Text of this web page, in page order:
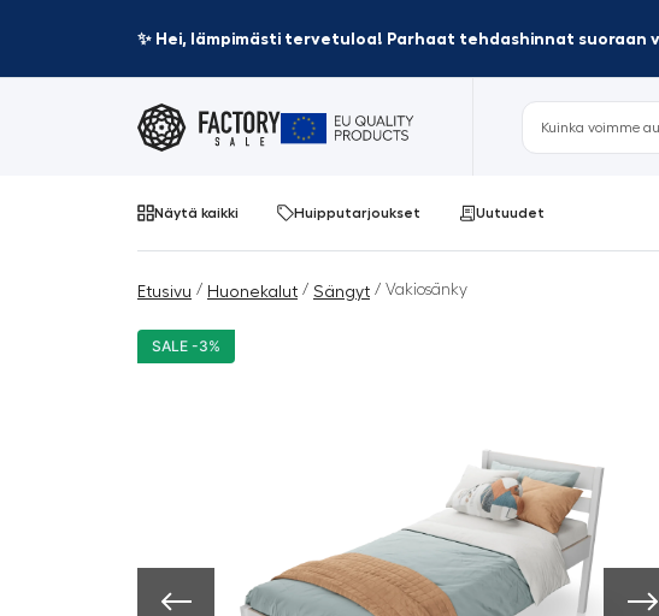
✨ Hei, lämpimästi tervetuloa! Parhaat tehdashinnat
Näytä kaikki Huipputarjoukset Uutuudet
Etusivu / Huonekalut / Sängyt / Vakiosänky
SALE -3%